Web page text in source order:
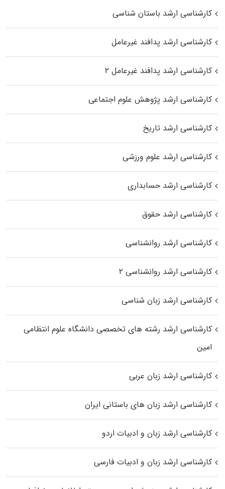
کارشناسی ارشد باستان شناسی
کارشناسی ارشد پدافند غیرعامل
کارشناسی ارشد پدافند غیرعامل ۲
کارشناسی ارشد پژوهش علوم اجتماعی
کارشناسی ارشد تاریخ
کارشناسی ارشد علوم ورزشی
کارشناسی ارشد حسابداری
کارشناسی ارشد حقوق
کارشناسی ارشد روانشناسی
کارشناسی ارشد روانشناسی ۲
کارشناسی ارشد زبان شناسی
کارشناسی ارشد رﺷﺘﻪ ﻫﺎی تخصصی داﻧﺸﮕﺎه ﻋﻠﻮم انتظامی
اﻣﻴﻦ
کارشناسی ارشد زبان عربی
کارشناسی ارشد زبان‌ های باستانی ایران
کارشناسی ارشد زبان و ادبیات اردو
کارشناسی ارشد زبان و ادبیات فارسی